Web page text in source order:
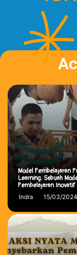
Model Pembelajaran
Learning: Sebuah
Pembelajaran Inovatif
Indra
15/03/2024